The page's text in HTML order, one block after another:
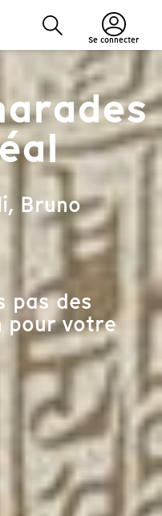
Se connecter
Bruno
pas des
pour votre